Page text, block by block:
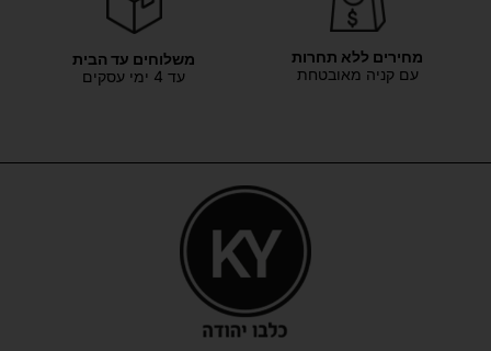
מחירים ללא תחרות
עם קניה מאובטחת
משלוחים עד הבית
עד 4 ימי עסקים